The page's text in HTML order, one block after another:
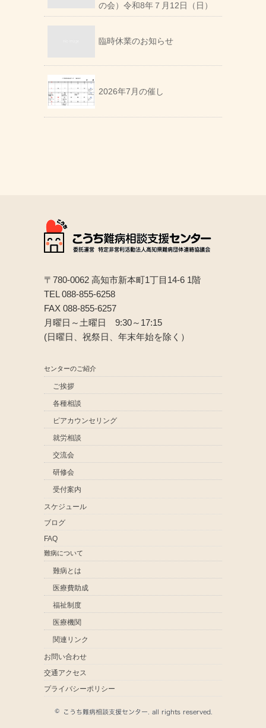
の会）令和8年７月12日（日）
臨時休業のお知らせ
2026年7月の催し
〒780-0062 高知市新本町1丁目14-6 1階
TEL 088-855-6258
FAX 088-855-6257
月曜日～土曜日 9:30～17:15
(日曜日、祝祭日、年末年始を除く）
センターのご紹介
ご挨拶
各種相談
ピアカウンセリング
就労相談
交流会
研修会
受付案内
スケジュール
ブログ
FAQ
難病について
難病とは
医療費助成
福祉制度
医療機関
関連リンク
お問い合わせ
交通アクセス
プライバシーポリシー